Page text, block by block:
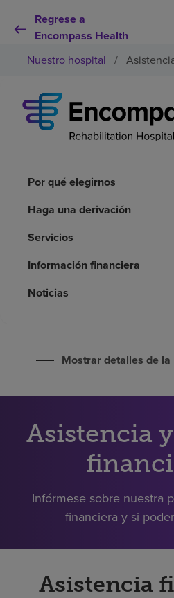
Regrese a
Encompass Health
Por qué debe elegirnos
Recursos de salud
Empleos
Pagar mi factura
Nuestro hospital /
Por qué elegirnos
Haga una derivación
Servicios
Información financiera
Noticias
Mostrar detalles de la
Asistencia
Infórmese sobre nuestra
financiera y si
Asistencia